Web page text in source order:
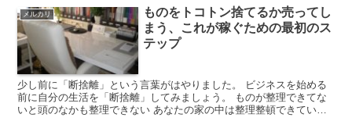
メルカリ
ものをトコトン捨てるか売ってし
まう、これが稼ぐための最初のス
テップ
少し前に「断捨離」という言葉がはやりました。 ビジネスを始める
前に自分の生活を「断捨離」してみましょう。 ものが整理できてな
いと頭のなかも整理できない あなたの家の中は整理整頓できていま